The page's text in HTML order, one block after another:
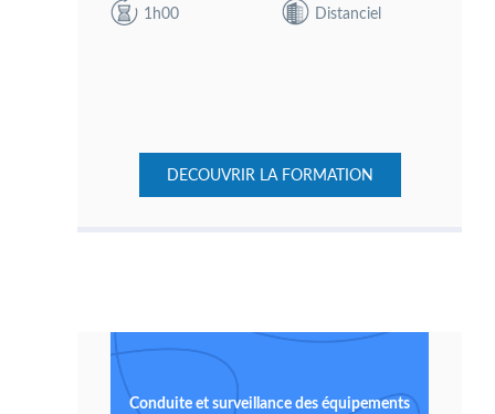
1h00 Distanciel
DECOUVRIR LA FORMATION
Conduite et surveillance des équipements